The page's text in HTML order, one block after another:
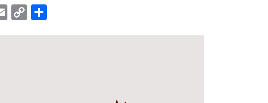
Email
Copy
Link